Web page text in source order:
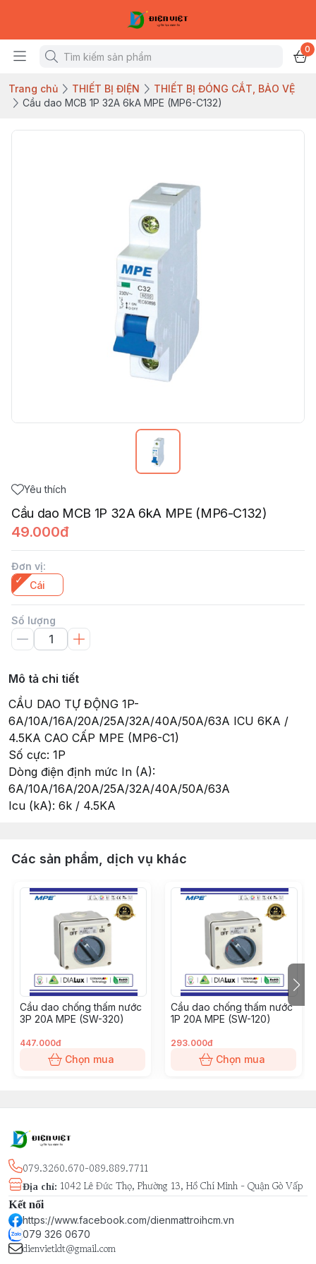
0
Trang chủ THIẾT BỊ ĐIỆN
THIẾT BỊ ĐÓNG CẮT, BẢO VỆ
Cầu dao MCB 1P 32A 6kA MPE (MP6-C132)
Yêu thích
Cầu dao MCB 1P 32A 6kA MPE (MP6-C132)
49.000đ
Đơn vị:
Cái
Số lượng
Mô tả chi tiết
CẦU DAO TỰ ĐỘNG 1P-
6A/10A/16A/20A/25A/32A/40A/50A/63A ICU 6KA /
4.5KA CAO CẤP MPE (MP6-C1)
Số cực: 1P
Dòng điện định mức In (A):
6A/10A/16A/20A/25A/32A/40A/50A/63A
Icu (kA): 6k / 4.5KA
Các sản phẩm, dịch vụ khác
Cầu dao chống thấm nước
3P 20A MPE (SW-320)
447.000đ
Chọn mua
Cầu dao chống thấm nước
1P 20A MPE (SW-120)
293.000đ
Chọn mua
079.3260.670-089.889.7711
Địa chỉ: 1042 Lê Đức Thọ, Phường 13, Hồ Chí Minh - Quận Gò Vấp
Kết nối
https://www.facebook.com/dienmattroihcm.vn
079 326 0670
dienvietldt@gmail.com